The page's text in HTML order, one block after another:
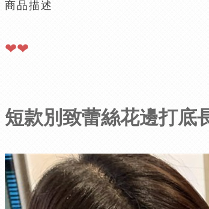
商品描述
❤❤
短款別致蕾絲花邊打底